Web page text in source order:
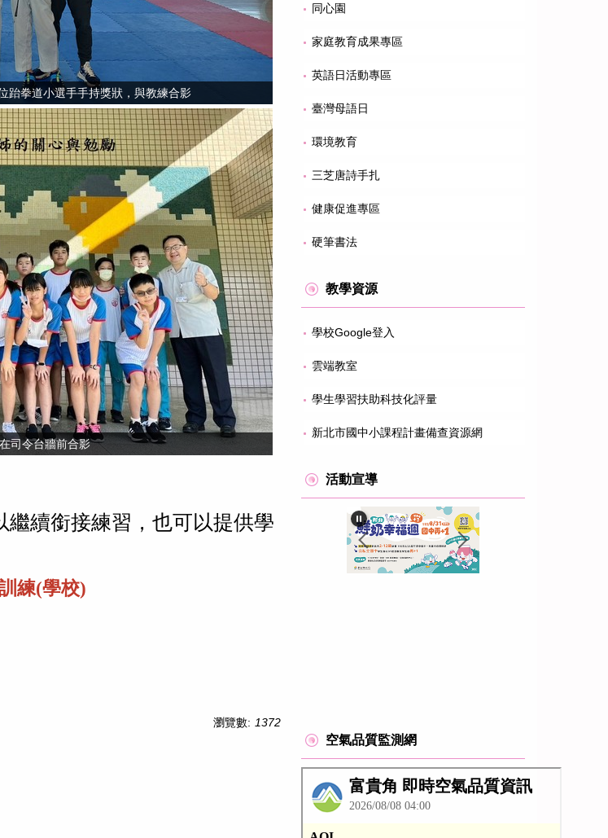
跆拳道小選手手持獎狀，與教練合影
司令台牆前合影
續銜接練習，也可以提供學
練(學校)
瀏覽數: 1372
同心園
家庭教育成果專區
英語日活動專區
臺灣母語日
環境教育
三芝唐詩手扎
健康促進專區
硬筆書法
教學資源
學校Google登入
雲端教室
學生學習扶助科技化評量
新北市國中小課程計畫備查資源網
活動宣導
空氣品質監測網